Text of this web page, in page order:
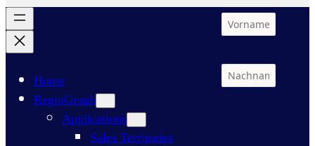
Produkte
Produkte
Home
RegioGraph
Applications
Sales Territories